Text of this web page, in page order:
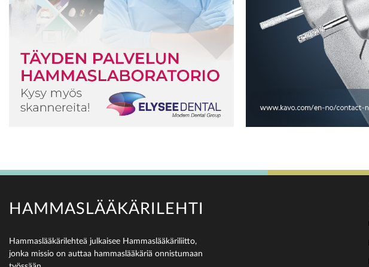
HAMMASLÄÄKÄRILEHTI
Hammaslääkärilehteä julkaisee Hammaslääkäriliitto,
jonka missio on auttaa hammaslääkäriä onnistumaan